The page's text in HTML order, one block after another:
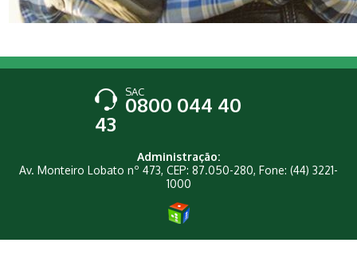
SAC
0800 044 40
43
Administração:
Av. Monteiro Lobato nº 473, CEP: 87.050-280, Fone: (44) 3221-
1000